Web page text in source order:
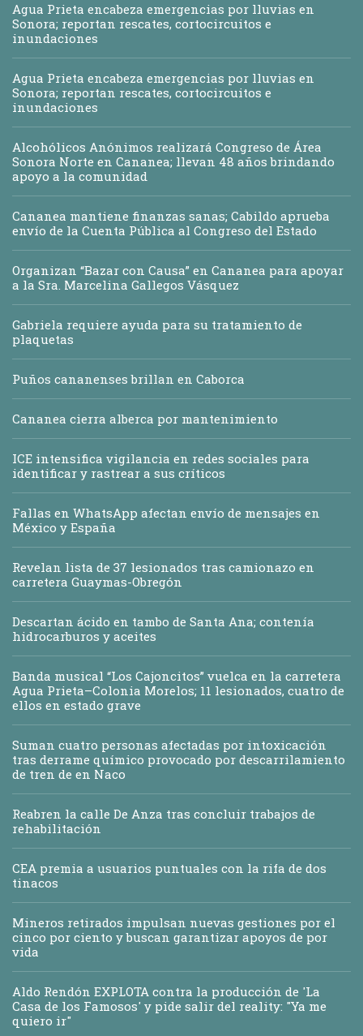
Agua Prieta encabeza emergencias por lluvias en
Sonora; reportan rescates, cortocircuitos e
inundaciones
Agua Prieta encabeza emergencias por lluvias en
Sonora; reportan rescates, cortocircuitos e
inundaciones
Alcohólicos Anónimos realizará Congreso de Área
Sonora Norte en Cananea; llevan 48 años brindando
apoyo a la comunidad
Cananea mantiene finanzas sanas; Cabildo aprueba
envío de la Cuenta Pública al Congreso del Estado
Organizan “Bazar con Causa” en Cananea para apoyar
a la Sra. Marcelina Gallegos Vásquez
Gabriela requiere ayuda para su tratamiento de
plaquetas
Puños cananenses brillan en Caborca
Cananea cierra alberca por mantenimiento
ICE intensifica vigilancia en redes sociales para
identificar y rastrear a sus críticos
Fallas en WhatsApp afectan envío de mensajes en
México y España
Revelan lista de 37 lesionados tras camionazo en
carretera Guaymas-Obregón
Descartan ácido en tambo de Santa Ana; contenía
hidrocarburos y aceites
Banda musical “Los Cajoncitos” vuelca en la carretera
Agua Prieta–Colonia Morelos; 11 lesionados, cuatro de
ellos en estado grave
Suman cuatro personas afectadas por intoxicación
tras derrame químico provocado por descarrilamiento
de tren de en Naco
Reabren la calle De Anza tras concluir trabajos de
rehabilitación
CEA premia a usuarios puntuales con la rifa de dos
tinacos
Mineros retirados impulsan nuevas gestiones por el
cinco por ciento y buscan garantizar apoyos de por
vida
Aldo Rendón EXPLOTA contra la producción de 'La
Casa de los Famosos' y pide salir del reality: "Ya me
quiero ir"